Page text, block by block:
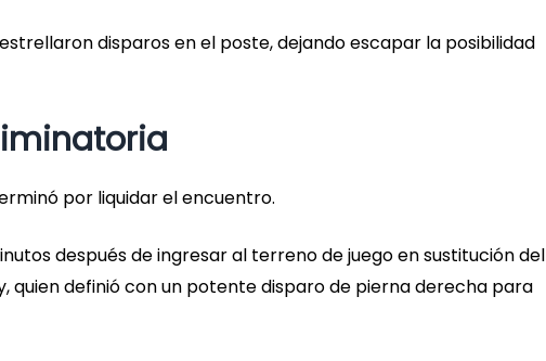
disparos en el poste, dejando escapar la posibilidad
por liquidar el encuentro.
después de ingresar al terreno de juego en sustitución del
quien definió con un potente disparo de pierna derecha para